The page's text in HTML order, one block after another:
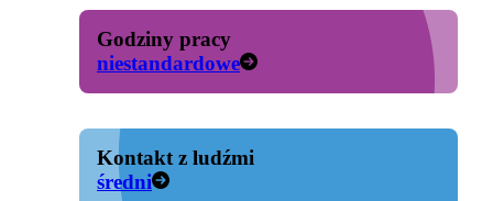
Godziny pracy
niestandardowe
Kontakt z ludźmi
średni